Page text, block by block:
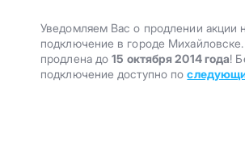
Уведомляем Вас о продлении акции
подключение в городе
продлена до15 октября 2014 года!
подключение доступно по